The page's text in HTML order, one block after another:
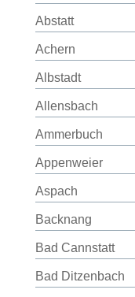
Abstatt
Achern
Albstadt
Allensbach
Ammerbuch
Appenweier
Aspach
Backnang
Bad Cannstatt
Bad Ditzenbach